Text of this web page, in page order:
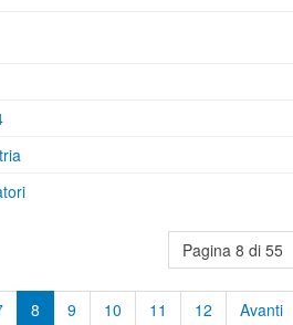
Pagina 8 di 55
8 9 10 11 12 Avanti